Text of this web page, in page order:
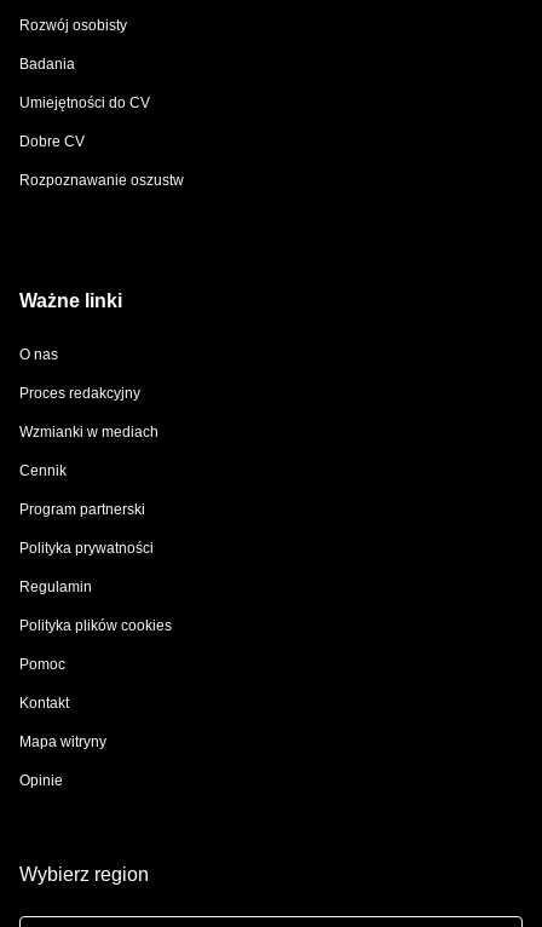
Rozwój osobisty
Badania
Umiejętności do CV
Dobre CV
Rozpoznawanie oszustw
Ważne linki
O nas
Proces redakcyjny
Wzmianki w mediach
Cennik
Program partnerski
Polityka prywatności
Regulamin
Polityka plików cookies
Pomoc
Kontakt
Mapa witryny
Opinie
Wybierz region